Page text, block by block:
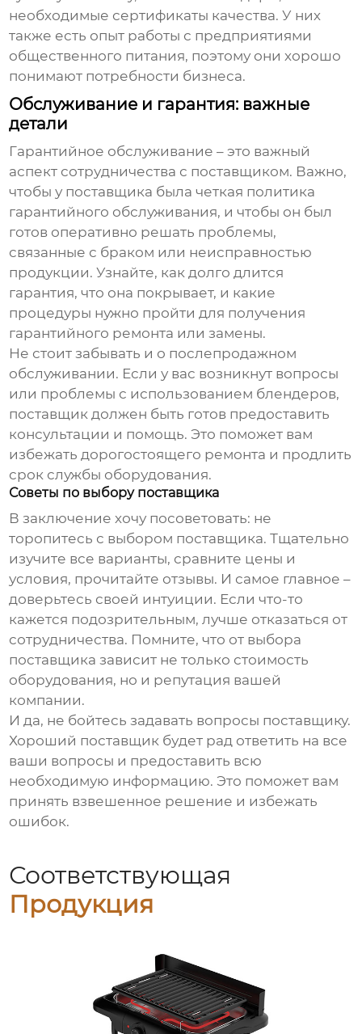
необходимые сертификаты качества. У них
также есть опыт работы с предприятиями
общественного питания, поэтому они хорошо
понимают потребности бизнеса.
Обслуживание и гарантия: важные
детали
Гарантийное обслуживание – это важный
аспект сотрудничества с поставщиком. Важно,
чтобы у поставщика была четкая политика
гарантийного обслуживания, и чтобы он был
готов оперативно решать проблемы,
связанные с браком или неисправностью
продукции. Узнайте, как долго длится
гарантия, что она покрывает, и какие
процедуры нужно пройти для получения
гарантийного ремонта или замены.
Не стоит забывать и о послепродажном
обслуживании. Если у вас возникнут вопросы
или проблемы с использованием блендеров,
поставщик должен быть готов предоставить
консультации и помощь. Это поможет вам
избежать дорогостоящего ремонта и продлить
срок службы оборудования.
Советы по выбору поставщика
В заключение хочу посоветовать: не
торопитесь с выбором поставщика. Тщательно
изучите все варианты, сравните цены и
условия, прочитайте отзывы. И самое главное –
доверьтесь своей интуиции. Если что-то
кажется подозрительным, лучше отказаться от
сотрудничества. Помните, что от выбора
поставщика зависит не только стоимость
оборудования, но и репутация вашей
компании.
И да, не бойтесь задавать вопросы поставщику.
Хороший поставщик будет рад ответить на все
ваши вопросы и предоставить всю
необходимую информацию. Это поможет вам
принять взвешенное решение и избежать
ошибок.
Соответствующая
Продукция